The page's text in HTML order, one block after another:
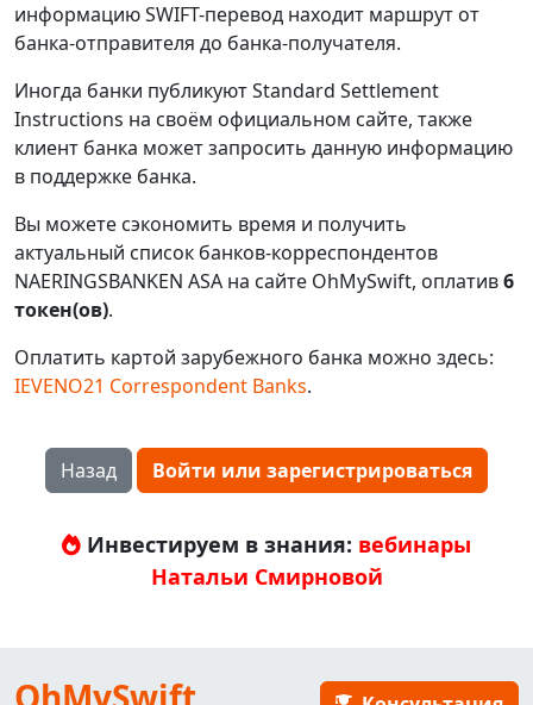
информацию SWIFT-перевод находит маршрут от
банка-отправителя до банка-получателя.
Иногда банки публикуют Standard Settlement
Instructions на своём официальном сайте, также
клиент банка может запросить данную информацию
в поддержке банка.
Вы можете сэкономить время и получить
актуальный список банков-корреспондентов
NAERINGSBANKEN ASA на сайте OhMySwift, оплатив6
токен(ов).
Оплатить картой зарубежного банка можно здесь:
IEVENO21 Correspondent Banks.
Назад Войти или зарегистрироваться
Инвестируем в знания: вебинары
Натальи Смирновой